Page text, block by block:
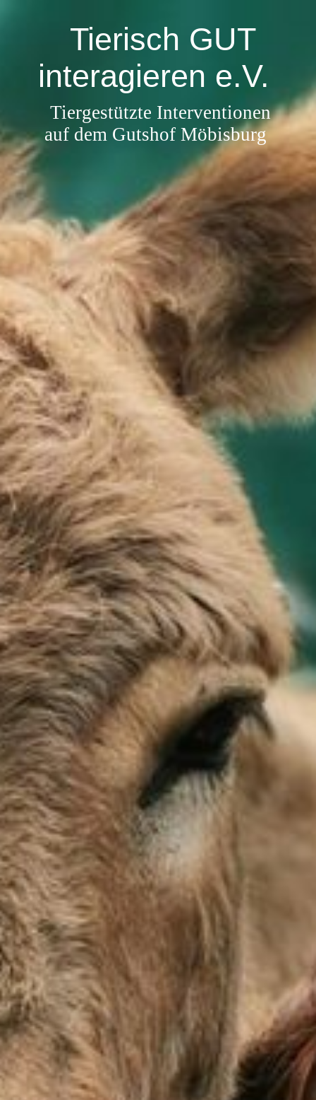
Tierisch GUT
interagieren e.V.
Tiergestützte Interventionen
auf dem Gutshof Möbisburg